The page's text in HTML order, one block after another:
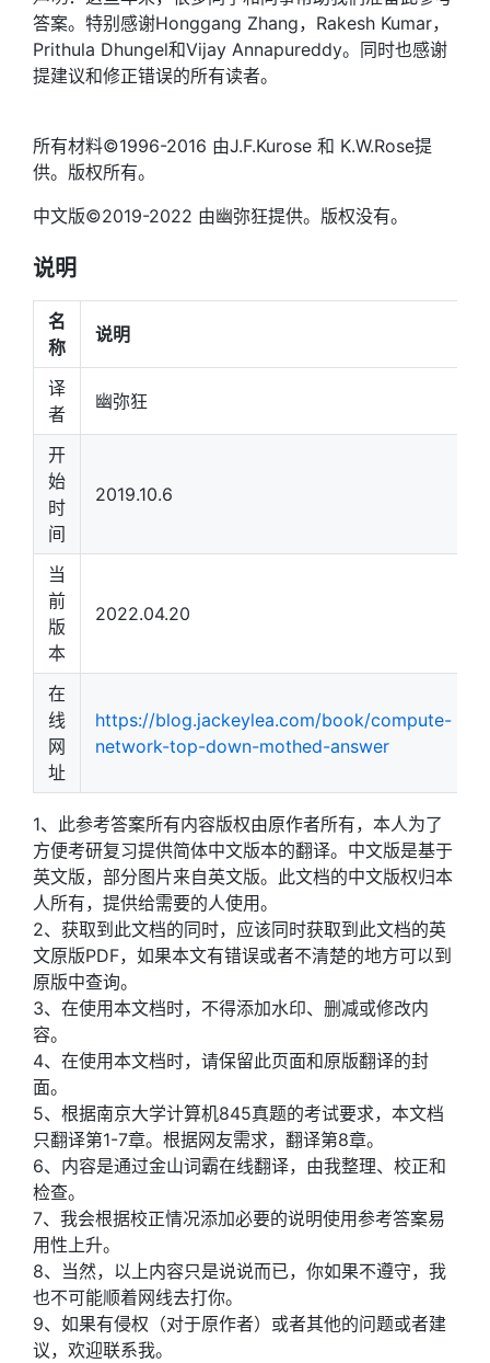
答案。特别感谢Honggang Zhang，Rakesh Kumar，
Prithula Dhungel和Vijay Annapureddy。同时也感谢
提建议和修正错误的所有读者。
所有材料©1996-2016 由J.F.Kurose 和 K.W.Rose提
供。版权所有。
中文版©2019-2022 由幽弥狂提供。版权没有。
说明
名
称
说明
译
者
幽弥狂
开
始
时
间
2019.10.6
当
前
版
本
2022.04.20
在
线
网
址
https://blog.jackeylea.com/book/compute-
network-top-down-mothed-answer
1、此参考答案所有内容版权由原作者所有，本人为了
方便考研复习提供简体中文版本的翻译。中文版是基于
英文版，部分图片来自英文版。此文档的中文版权归本
人所有，提供给需要的人使用。
2、获取到此文档的同时，应该同时获取到此文档的英
文原版PDF，如果本文有错误或者不清楚的地方可以到
原版中查询。
3、在使用本文档时，不得添加水印、删减或修改内
容。
4、在使用本文档时，请保留此页面和原版翻译的封
面。
5、根据南京大学计算机845真题的考试要求，本文档
只翻译第1-7章。根据网友需求，翻译第8章。
6、 内容是通过金山词霸在线翻译，由我整理、校正和
检查。
7、我会根据校正情况添加必要的说明使用参考答案易
用性上升。
8、当然，以上内容只是说说而已，你如果不遵守，我
也不可能顺着网线去打你。
9、如果有侵权（对于原作者）或者其他的问题或者建
议，欢迎联系我。